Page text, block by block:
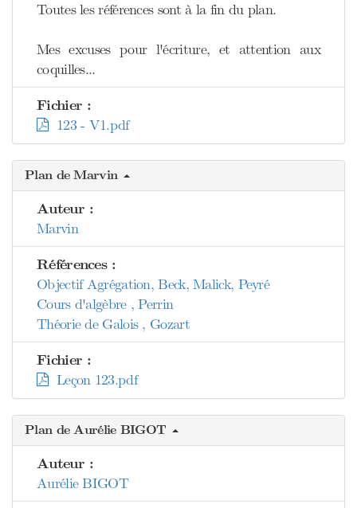
Toutes les références sont à la fin du plan.
Mes excuses pour l'écriture, et attention aux
coquilles...
Fichier :
123 - V1.pdf
Plan de Marvin
Auteur :
Marvin
Références :
Objectif Agrégation, Beck, Malick, Peyré
Cours d'algèbre , Perrin
Théorie de Galois , Gozart
Fichier :
Leçon 123.pdf
Plan de Aurélie BIGOT
Auteur :
Aurélie BIGOT